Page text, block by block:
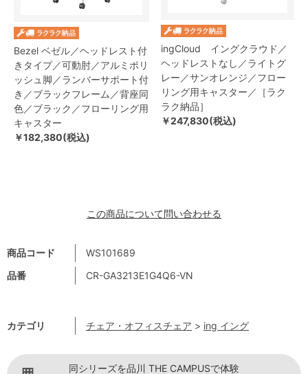
商品コード
WS101689
品番
CR-GA3213E1G4Q6-VN
カテゴリ チェア・オフィスチェア > ing イング
Bezel ベゼル／ヘッドレスト付
きタイプ／可動肘／アルミポリ
ッシュ脚／ランバーサポート付
き／ブラックフレーム／背座同
色／ブラック／フローリング用
キャスター
￥182,380(税込)
ingCloud イングクラウド／
ヘッドレストなし／ライトグ
レー／サンオレンジ／フロー
リング用キャスター／［ラク
ラク納品］
￥247,830(税込)
この商品について問い合わせる
同シリーズを品川 THE CAMPUSで体験